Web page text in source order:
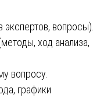
экспертов, вопросы).
ход анализа,
вопросу.
графики